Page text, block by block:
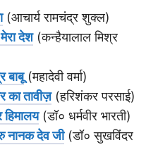
(आचार्य रामचंद्र शुक्ल)
देश(कन्हैयालाल मिश्र
बाबू(महादेवी वर्मा)
का तावीज़(हरिशंकर परसाई)
(डॉ० धर्मवीर भारती)
नानक देव जी(डॉ० सुखविंदर